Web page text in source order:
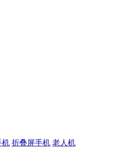
机 折叠屏手机 老人机